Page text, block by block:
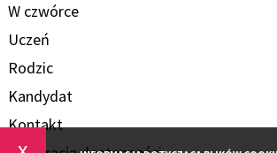
W czwórce
Uczeń
Rodzic
Kandydat
Kontakt